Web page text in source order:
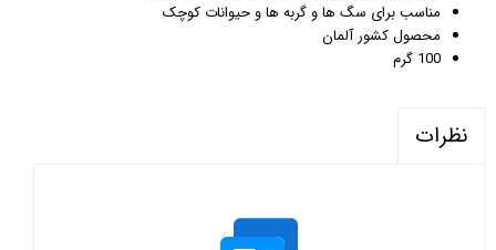
مناسب برای سگ ها و گربه ها و حیوانات کوچک
محصول کشور آلمان
100 گرم
نظرات